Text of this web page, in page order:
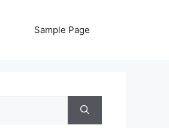
Sample Page